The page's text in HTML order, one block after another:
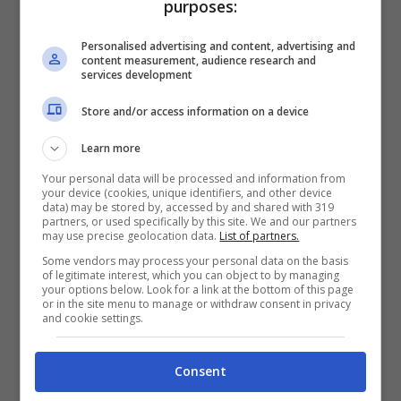
Per esigenze interne, come votazioni,
alcune regioni hanno deciso di posticipare
il rientro a scuola. È il caso, per esempio, di
PugliaeCampania, che fanno slittare il
rientro in classe al24 settembre: in
entrambe le regioni, infatti, la terza
settimana di settembre si vota per il
rinnovo dei consigli regionali. Stessa data
anche per Abruzzo e Basilicata. Gli istituti
scolastici, infatti, saranno i seggi dove i
cittadini si recheranno a votare. In
purposes:
Personalised advertising and content, advertising and
content measurement, audience research and
services development
Store and/or access information on a device
Learn more
Your personal data will be processed and information from
your device (cookies, unique identifiers, and other device
data) may be stored by, accessed by and shared with 319
partners, or used specifically by this site. We and our partners
may use precise geolocation data. List of partners.
Some vendors may process your personal data on the basis
of legitimate interest, which you can object to by managing
your options below. Look for a link at the bottom of this page
or in the site menu to manage or withdraw consent in privacy
and cookie settings.
Consent